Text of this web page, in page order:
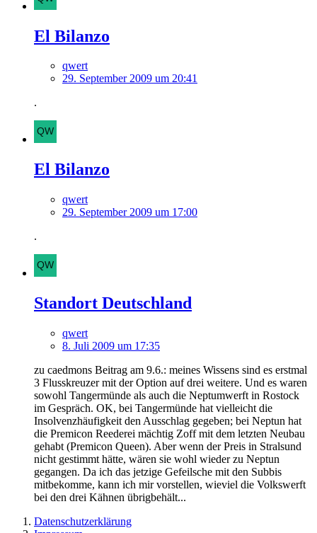
El Bilanzo
qwert
29. September 2009 um 20:41
.
El Bilanzo
qwert
29. September 2009 um 17:00
.
Standort Deutschland
qwert
8. Juli 2009 um 17:35
zu caedmons Beitrag am 9.6.: meines Wissens sind es erstmal
3 Flusskreuzer mit der Option auf drei weitere. Und es waren
sowohl Tangermünde als auch die Neptumwerft in Rostock
im Gespräch. OK, bei Tangermünde hat vielleicht die
Insolvenzhäufigkeit den Ausschlag gegeben; bei Neptun hat
die Premicon Reederei mächtig Zoff mit dem letzten Neubau
gehabt (Premicon Queen). Aber wenn der Preis in Stralsund
nicht gestimmt hätte, wären sie wohl wieder zu Neptun
gegangen. Da ich das jetzige Gefeilsche mit den Subbis
mitbekomme, kann ich mir vorstellen, wieviel die Volkswerft
bei den drei Kähnen übrigbehält...
Datenschutzerklärung